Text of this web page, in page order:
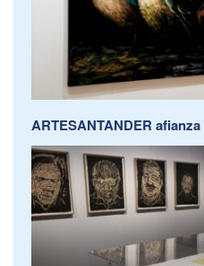
ARTESANTANDER